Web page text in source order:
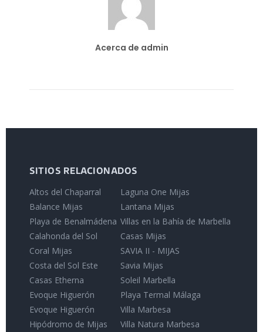
Acerca de admin
SITIOS RELACIONADOS
Altos del Chaparral
Balance Mijas
Playa de Benalmádena
Calahonda del Sol
Coral Mijas
Costa del Sol Este
Casas Etherna
Evoque Higuerón
Evoque Higuerón
Hipódromo de Mijas
Laguna One Mijas
Lantana Mijas
Villas en la Bahía de Marbella
Casas Mijas
SAVIA II - MIJAS
Savia Mijas
Soleil Marbella
Playa Termal Málaga
Villa Marbesa
Villa Natura Marbesa